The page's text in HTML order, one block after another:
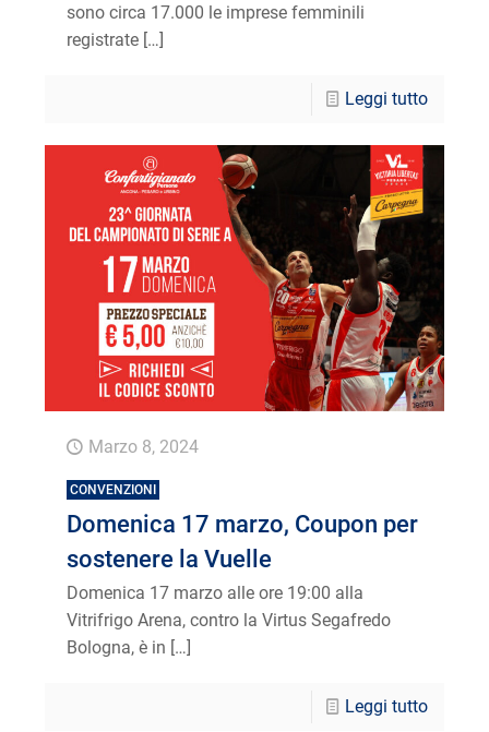
sono circa 17.000 le imprese femminili
registrate[…]
Leggi tutto
Marzo 8, 2024
CONVENZIONI
Domenica 17 marzo, Coupon per
sostenere la Vuelle
Domenica 17 marzo alle ore 19:00 alla
Vitrifrigo Arena, contro la Virtus Segafredo
Bologna, è in […]
Leggi tutto